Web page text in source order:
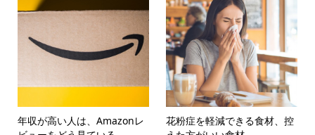
年収が高い人は、Amazonレ
花粉症を軽減できる食材、控